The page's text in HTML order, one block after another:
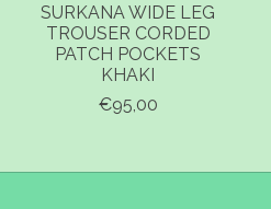
SURKANA WIDE LEG
TROUSER CORDED
PATCH POCKETS
KHAKI
€95,00